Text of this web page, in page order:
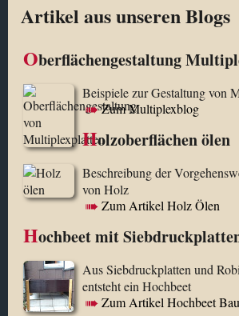
Artikel aus unseren Blogs
Oberflächengestaltung
Beispiele zur Gestaltung von
Zum Multiplexblog
Holzoberflächen ölen
Beschreibung der
von Holz
Zum Artikel Holz Ölen
Hochbeet mit
Aus Siebdruckplatten und
entsteht ein Hochbeet
Zum Artikel Hochbeet